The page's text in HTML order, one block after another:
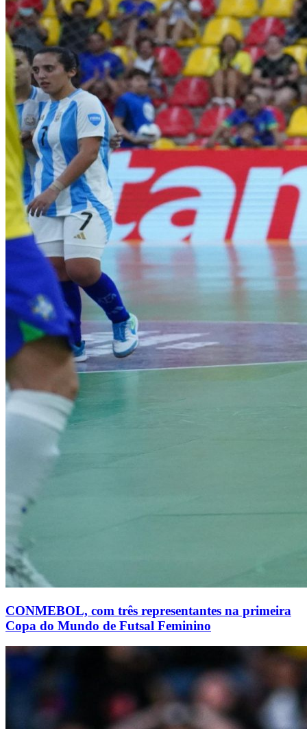
CONMEBOL, com três representantes na primeira
Copa do Mundo de Futsal Feminino